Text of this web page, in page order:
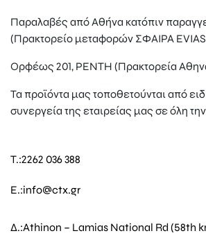
Παραλαβές από Αθήνα κατόπιν
(Πρακτορείο μεταφορών ΣΦΑΙΡΑ
Ορφέως 201, ΡΕΝΤΗ (Πρακτορεία
Τα προϊόντα μας τοποθετούνται από
συνεργεία της εταιρείας μας σε όλη
T.:2262 036 388
E.:info@ctx.gr
Δ.:Athinon – Lamias National Rd (58th